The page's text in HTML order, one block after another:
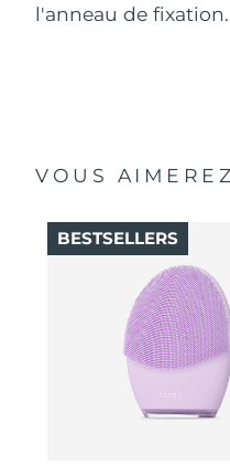
l'anneau de fixation.
VOUS
BESTSELLERS